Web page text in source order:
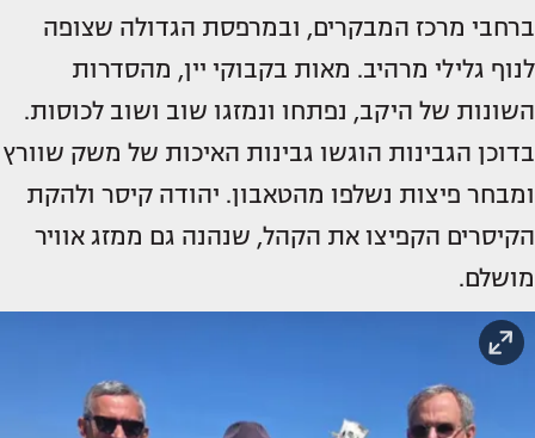
ברחבי מרכז המבקרים, ובמרפסת הגדולה שצופה
לנוף גלילי מרהיב. מאות בקבוקי יין, מהסדרות
השונות של היקב, נפתחו ונמזגו שוב ושוב לכוסות.
בדוכן הגבינות הוגשו גבינות האיכות של משק שוורץ
ומבחר פיצות נשלפו מהטאבון. יהודה קיסר ולהקת
הקיסרים הקפיצו את הקהל, שנהנה גם ממזג אוויר
מושלם.